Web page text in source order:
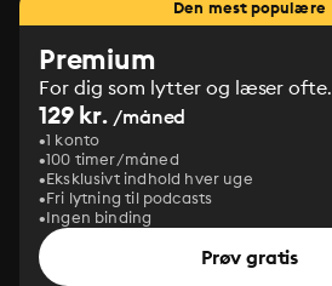
Den mest populære
Premium
For dig som lytter og læser ofte.
129 kr. /måned
1 konto
100 timer/måned
Eksklusivt indhold hver uge
Fri lytning til podcasts
Ingen binding
Prøv gratis